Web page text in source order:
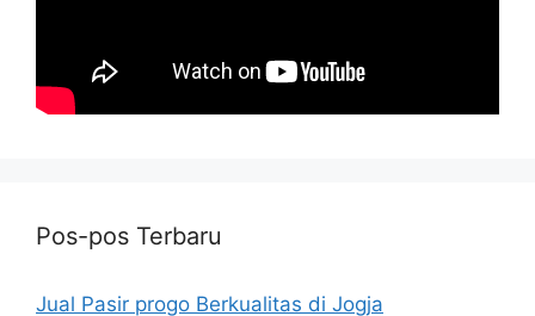
Pos-pos Terbaru
Jual Pasir progo Berkualitas di Jogja